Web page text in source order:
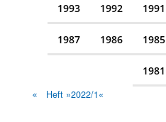
1993 1992 1991
1987 1986 1985
1981
Heft »2022/1«